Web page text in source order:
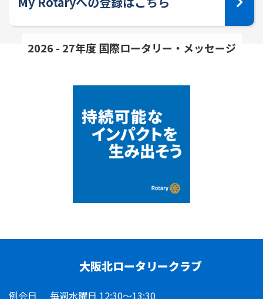
2026 - 27年度 国際ロータリー・メッセージ
大阪北ロータリークラブ
例会日 毎週水曜日 12:30～13:30